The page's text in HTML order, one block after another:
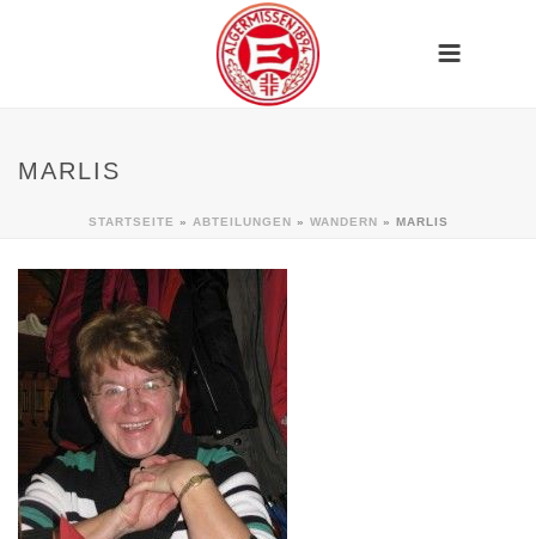
MARLIS
STARTSEITE » ABTEILUNGEN » WANDERN » MARLIS